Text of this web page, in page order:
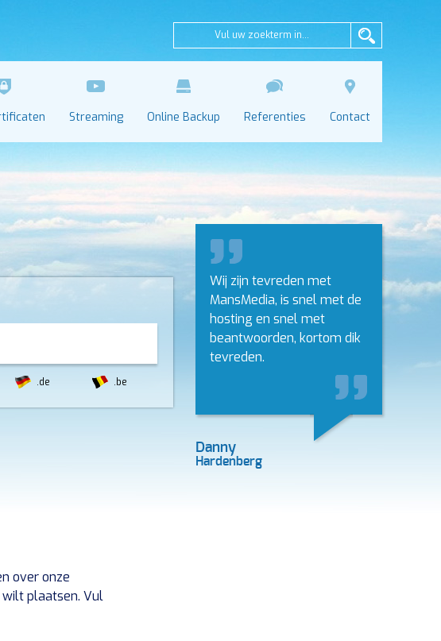
Streaming Online Backup Referenties Contact
.de .be
Wij zijn tevreden met
MansMedia, is snel met de
hosting en snel met
beantwoorden, kortom dik
tevreden.
Danny
Hardenberg
over onze
wilt plaatsen. Vul